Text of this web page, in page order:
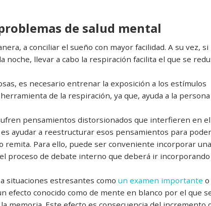
de salud mental
a conciliar el sueño con mayor facilidad. A su vez, si
llevar a cabo la respiración facilita el que se
es necesario entrenar la exposición a los estímulos
de la respiración, ya que, ayuda a la persona
pensamientos distorsionados que interfieren en el
ayudar a reestructurar esos pensamientos para poder
Para ello, puede ser conveniente incorporar una
proceso de debate interno que deberá ir
situaciones estresantes como un examen importante o
efecto conocido como de mente en blanco por el que